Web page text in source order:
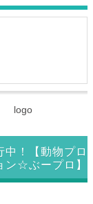
中！【動物プロ
ン☆ぶープロ】